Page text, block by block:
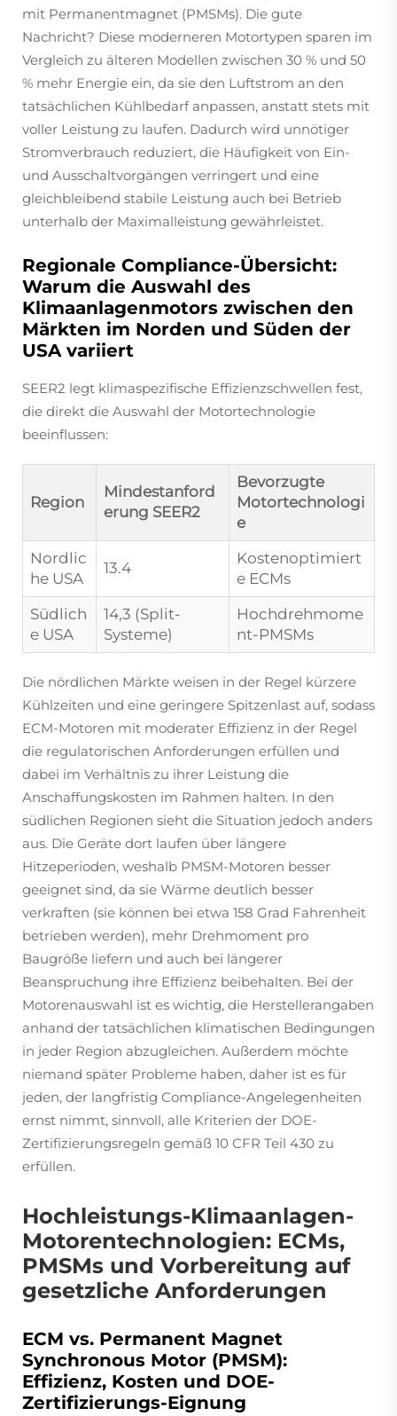
mit Permanentmagnet (PMSMs). Die gute
Nachricht? Diese moderneren Motortypen sparen im
Vergleich zu älteren Modellen zwischen 30 % und 50
% mehr Energie ein, da sie den Luftstrom an den
tatsächlichen Kühlbedarf anpassen, anstatt stets mit
voller Leistung zu laufen. Dadurch wird unnötiger
Stromverbrauch reduziert, die Häufigkeit von Ein-
und Ausschaltvorgängen verringert und eine
gleichbleibend stabile Leistung auch bei Betrieb
unterhalb der Maximalleistung gewährleistet.
Regionale Compliance-Übersicht:
Warum die Auswahl des
Klimaanlagenmotors zwischen den
Märkten im Norden und Süden der
USA variiert
SEER2 legt klimaspezifische Effizienzschwellen fest,
die direkt die Auswahl der Motortechnologie
beeinflussen:
Region
Mindestanford
erung SEER2
Bevorzugte
Motortechnologi
e
Nordlic
he USA
13.4
Kostenoptimiert
e ECMs
Südlich
e USA
14,3 (Split-
Systeme)
Hochdrehmome
nt-PMSMs
Die nördlichen Märkte weisen in der Regel kürzere
Kühlzeiten und eine geringere Spitzenlast auf, sodass
ECM-Motoren mit moderater Effizienz in der Regel
die regulatorischen Anforderungen erfüllen und
dabei im Verhältnis zu ihrer Leistung die
Anschaffungskosten im Rahmen halten. In den
südlichen Regionen sieht die Situation jedoch anders
aus. Die Geräte dort laufen über längere
Hitzeperioden, weshalb PMSM-Motoren besser
geeignet sind, da sie Wärme deutlich besser
verkraften (sie können bei etwa 158 Grad Fahrenheit
betrieben werden), mehr Drehmoment pro
Baugröße liefern und auch bei längerer
Beanspruchung ihre Effizienz beibehalten. Bei der
Motorenauswahl ist es wichtig, die Herstellerangaben
anhand der tatsächlichen klimatischen Bedingungen
in jeder Region abzugleichen. Außerdem möchte
niemand später Probleme haben, daher ist es für
jeden, der langfristig Compliance-Angelegenheiten
ernst nimmt, sinnvoll, alle Kriterien der DOE-
Zertifizierungsregeln gemäß 10 CFR Teil 430 zu
erfüllen.
Hochleistungs-Klimaanlagen-
Motorentechnologien: ECMs,
PMSMs und Vorbereitung auf
gesetzliche Anforderungen
ECM vs. Permanent Magnet
Synchronous Motor (PMSM):
Effizienz, Kosten und DOE-
Zertifizierungs-Eignung